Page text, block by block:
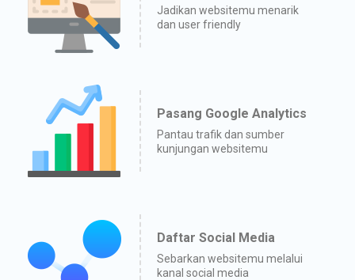
Jadikan websitemu menarik
dan user friendly
Pasang Google Analytics
Pantau trafik dan sumber
kunjungan websitemu
Daftar Social Media
Sebarkan websitemu melalui
kanal social media